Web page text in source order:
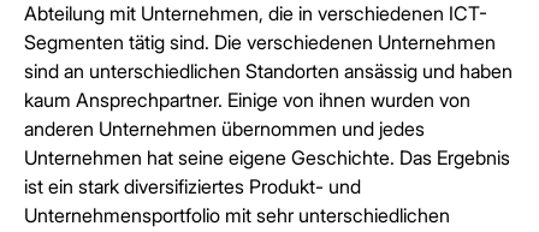
Abteilung mit Unternehmen, die in verschiedenen ICT-
Segmenten tätig sind. Die verschiedenen Unternehmen
sind an unterschiedlichen Standorten ansässig und haben
kaum Ansprechpartner. Einige von ihnen wurden von
anderen Unternehmen übernommen und jedes
Unternehmen hat seine eigene Geschichte. Das Ergebnis
ist ein stark diversifiziertes Produkt- und
Unternehmensportfolio mit sehr unterschiedlichen